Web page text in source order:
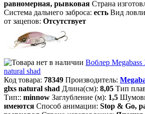
равномерная, рывковая Страна
Система дальнего заброса: есть Вид
от зацепов: Отсутствует
Воблер
natural shad
Код товара: 78349 Производитель:
glxs natural shad Длина(см): 8,05 Тип
Тип:: minnow Заглубление (м): 1,5
имеются Способ анимации: Stop & Go,